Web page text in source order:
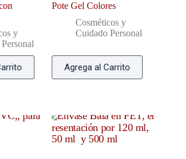
y
Pote Gel Colores
Cosméticos y
Cuidado Personal
Agrega al Carrito